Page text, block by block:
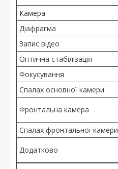
Камера
Діафрагма
Запис відео
Оптична стабілізація
Фокусування
Спалах основної камери
Фронтальна камера
Спалах фронтальної камери
Додатково